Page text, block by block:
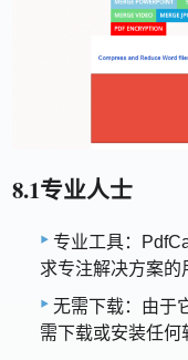
8.1专业人士
专业工具：
求专注解决方案的
无需下载：由于
需下载或安装任何